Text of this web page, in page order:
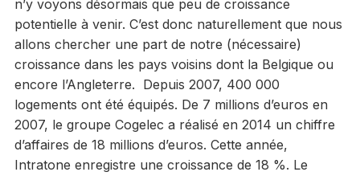
n’y voyons désormais que peu de croissance
potentielle à venir. C’est donc naturellement que nous
allons chercher une part de notre (nécessaire)
croissance dans les pays voisins dont la Belgique ou
encore l’Angleterre. Depuis 2007, 400 000
logements ont été équipés. De 7 millions d’euros en
2007, le groupe Cogelec a réalisé en 2014 un chiffre
d’affaires de 18 millions d’euros. Cette année,
Intratone enregistre une croissance de 18 %. Le